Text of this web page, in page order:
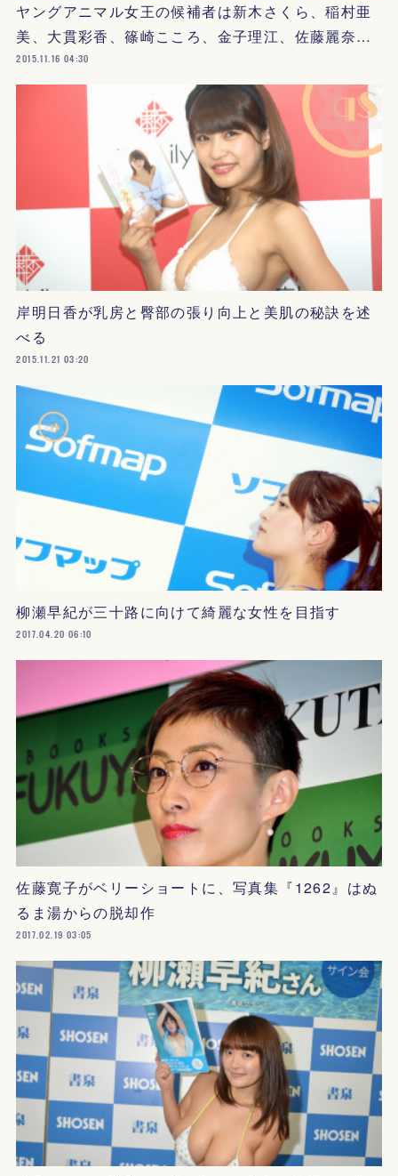
ヤングアニマル女王の候補者は新木さくら、稲村亜
美、大貫彩香、篠崎こころ、金子理江、佐藤麗奈…
2015.11.16 04:30
岸明日香が乳房と臀部の張り向上と美肌の秘訣を述
べる
2015.11.21 03:20
柳瀬早紀が三十路に向けて綺麗な女性を目指す
2017.04.20 06:10
佐藤寛子がベリーショートに、写真集『1262』はぬ
るま湯からの脱却作
2017.02.19 03:05